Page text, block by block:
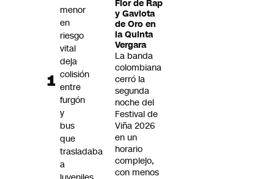
CNN tiempo
Flor de Rap
y Gaviota
de Oro en
la Quinta
Vergara
La banda
colombiana
cerró la
segunda
noche del
Festival de
Viña 2026
en un
horario
complejo,
con menos
menor
en
riesgo
vital
deja
colisión
entre
furgón
y
bus
que
trasladaba
a